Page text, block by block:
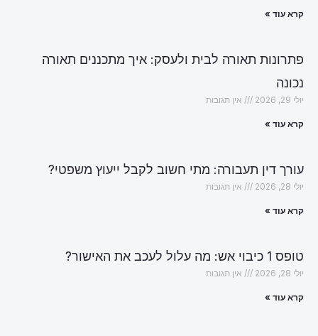
קרא עוד »
פתרונות תאורה לבית ולעסק: איך מתכננים תאורה
נכונה
יולי 29, 2026 אין תגובות
קרא עוד »
עורך דין תעבורה: מתי חשוב לקבל ייעוץ משפטי?
יולי 28, 2026 אין תגובות
קרא עוד »
טופס 1 כיבוי אש: מה עלול לעכב את האישור?
יולי 28, 2026 אין תגובות
קרא עוד »